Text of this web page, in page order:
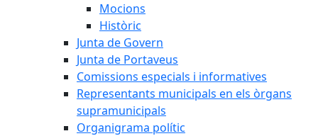
Mocions
Històric
Junta de Govern
Junta de Portaveus
Comissions especials i informatives
Representants municipals en els òrgans
supramunicipals
Organigrama polític